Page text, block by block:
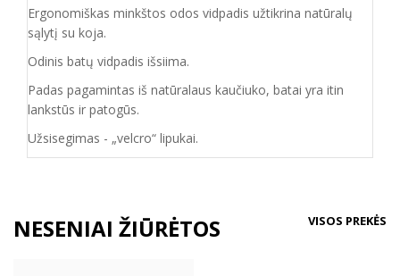
Ergonomiškas minkštos odos vidpadis užtikrina natūralų
sąlytį su koja.
Odinis batų vidpadis išsiima.
Padas pagamintas iš natūralaus kaučiuko, batai yra itin
lankstūs ir patogūs.
Užsisegimas - „velcro“ lipukai.
NESENIAI ŽIŪRĖTOS VISOS PREKĖS